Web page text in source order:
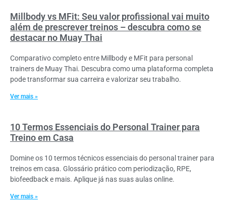
Millbody vs MFit: Seu valor profissional vai muito
além de prescrever treinos – descubra como se
destacar no Muay Thai
Comparativo completo entre Millbody e MFit para personal
trainers de Muay Thai. Descubra como uma plataforma completa
pode transformar sua carreira e valorizar seu trabalho.
Ver mais »
10 Termos Essenciais do Personal Trainer para
Treino em Casa
Domine os 10 termos técnicos essenciais do personal trainer para
treinos em casa. Glossário prático com periodização, RPE,
biofeedback e mais. Aplique já nas suas aulas online.
Ver mais »